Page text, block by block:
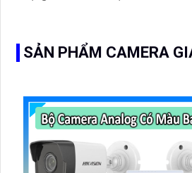
SẢN PHẨM CAMERA